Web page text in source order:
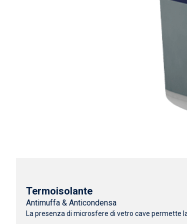
Termoisolante
Antimuffa & Anticondensa
La presenza di microsfere di vetro cave permette